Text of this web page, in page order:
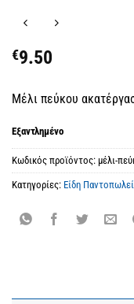
€9.50
Μέλι πεύκου
Εξαντλημένο
Κωδικός προϊόντος: μέλι-
Κατηγορίες: Είδη